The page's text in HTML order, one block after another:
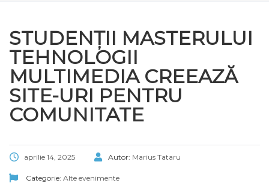
STUDENȚII MASTERULUI
TEHNOLOGII
MULTIMEDIA CREEAZĂ
SITE-URI PENTRU
COMUNITATE
aprilie 14, 2025 Autor: Marius Tataru
Categorie: Alte evenimente